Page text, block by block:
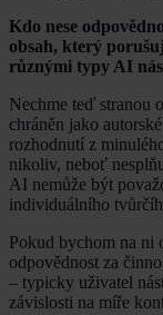
Kdo nese
obsah, který
různými typy AI
Nechme teď stranou
chráněn jako
rozhodnutí z
nikoliv, neboť
AI nemůže být
individuálního
Pokud bychom na ni
odpovědnost za
– typicky uživatel
závislosti na míře